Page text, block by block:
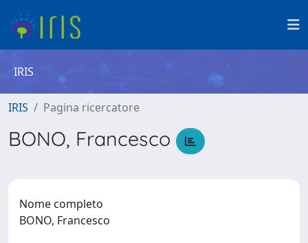
IRIS
IRIS Pagina ricercatore
BONO, Francesco
Nome completo
BONO, Francesco